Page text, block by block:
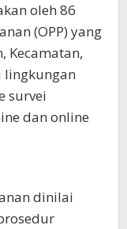
oleh 86
(OPP) yang
Kecamatan,
lingkungan
survei
dan online
dinilai